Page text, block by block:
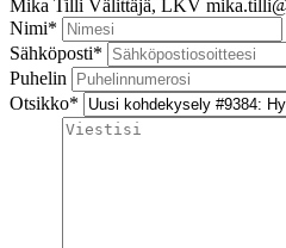
Mika Tilli Välittäjä, LKV
Nimi*
Sähköposti*
Puhelin
Otsikko*